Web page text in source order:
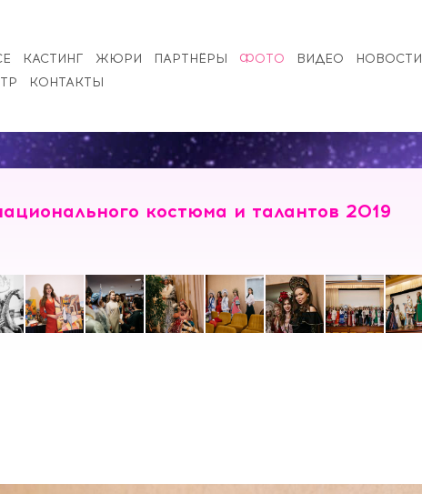
КАСТИНГ ЖЮРИ ПАРТНЁРЫ ФОТО ВИДЕО
НОВОСТИ
КОНТАКТЫ
костюма и талантов 2019